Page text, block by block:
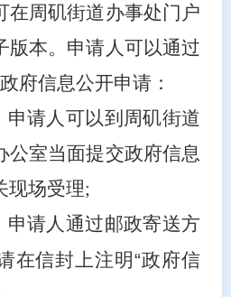
在周矶街道办事处门户
版本。申请人可以通过
府信息公开申请：
请人可以到周矶街道
公室当面提交政府信息
现场受理;
请人通过邮政寄送方
在信封上注明“政府信